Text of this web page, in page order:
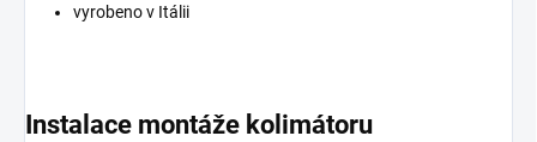
vyrobeno v Itálii
Instalace montáže kolimátoru